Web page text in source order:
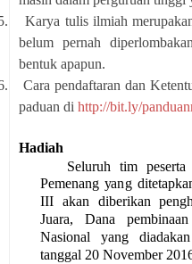
Karya tulis ilmiah
belum pernah
bentuk apapun.
Cara pendaftaran dan
paduan di http://bit.ly/
Hadiah
Seluruh
tim peserta
Pemenang yang ditetapka
III akan diberikan peng
Juara, Dana pembinaa
Nasional yang
tanggal 20 November